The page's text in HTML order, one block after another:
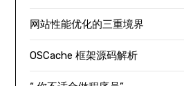
网站性能优化的三重境界
OSCache 框架源码解析